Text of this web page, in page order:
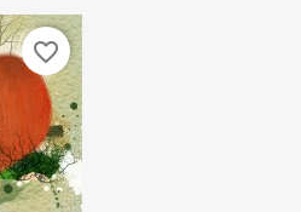
favorite_border